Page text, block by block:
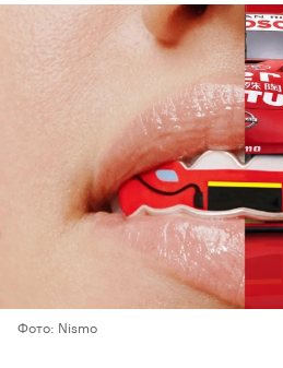
Фото: Nismo